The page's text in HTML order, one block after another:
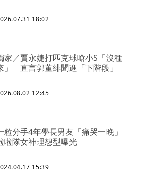
18:02
家／賈永婕打匹克球嗆小S「沒種
」 直言郭董緋聞進「下階段」
12:45
粒分手4年學長男友「痛哭一晚」
啦隊女神理想型曝光
15:39